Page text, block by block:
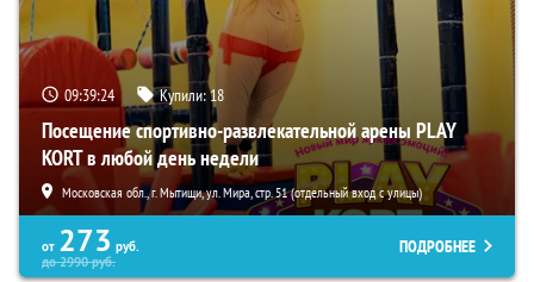
09:39:24 Купили:18
Посещение спортивно-развлекательной арены PLAY
KORT в любой день недели
Московская обл., г. Мытищи, ул. Мира, стр. 51 (отдельный вход с улицы)
от 273 руб.
до2990руб.
ПОДРОБНЕЕ